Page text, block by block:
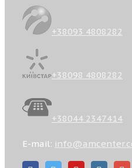
+38093 4808282
+38098 4808282
+38044 2347414
E-mail: